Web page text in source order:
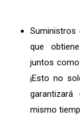
Suministros
que
juntos como
¡Esto no
mismo